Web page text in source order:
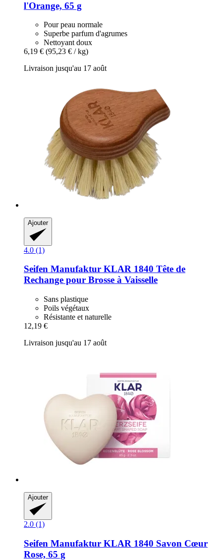
l'Orange, 65 g
Pour peau normale
Superbe parfum d'agrumes
Nettoyant doux
6,19 € (95,23 € / kg)
Livraison jusqu'au 17 août
Ajouter
4.0 (1)
Seifen Manufaktur KLAR 1840 Tête de
Rechange pour Brosse à Vaisselle
Sans plastique
Poils végétaux
Résistante et naturelle
12,19 €
Livraison jusqu'au 17 août
Ajouter
2.0 (1)
Seifen Manufaktur KLAR 1840 Savon Cœur
Rose, 65 g